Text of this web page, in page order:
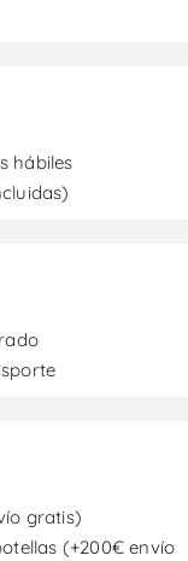
hábiles
gratis)
(+200€ envío